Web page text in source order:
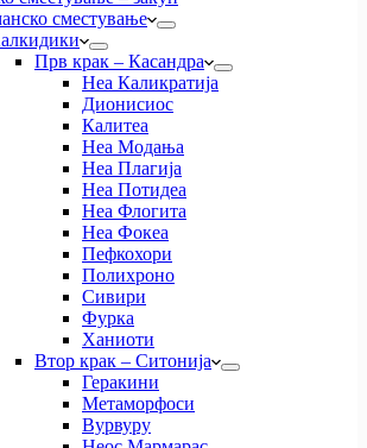
сместување
Прв крак – Касандра
Неа Каликратија
Дионисиос
Калитеа
Неа Модања
Неа Плагија
Неа Потидеа
Неа Флогита
Неа Фокеа
Пефкохори
Полихроно
Сивири
Фурка
Ханиоти
Втор крак – Ситонија
Геракини
Метаморфоси
Вурвуру